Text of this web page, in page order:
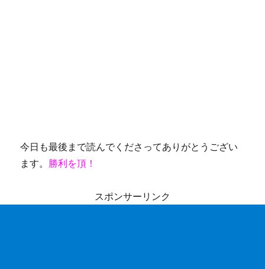
今日も最後まで読んでくださってありがとうござい
ます。 勝利を頂！
スポンサーリンク